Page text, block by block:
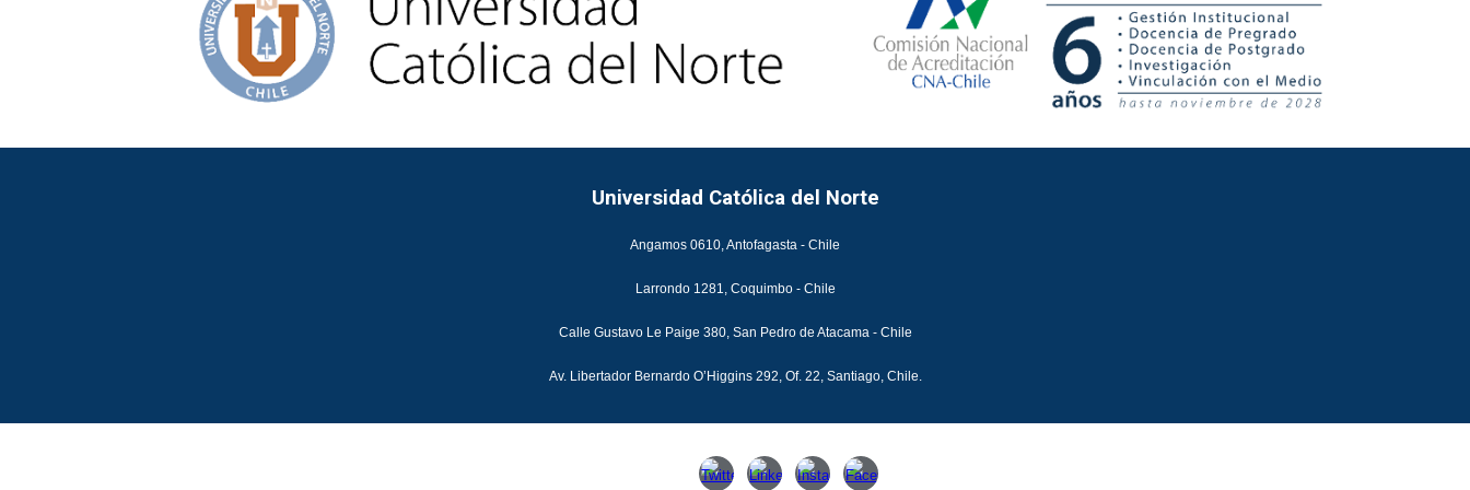
Universidad Católica del Norte
Angamos 0610, Antofagasta - Chile
Larrondo 1281, Coquimbo - Chile
Calle Gustavo Le Paige 380, San Pedro de Atacama - Chile
Av. Libertador Bernardo O’Higgins 292, Of. 22, Santiago, Chile.